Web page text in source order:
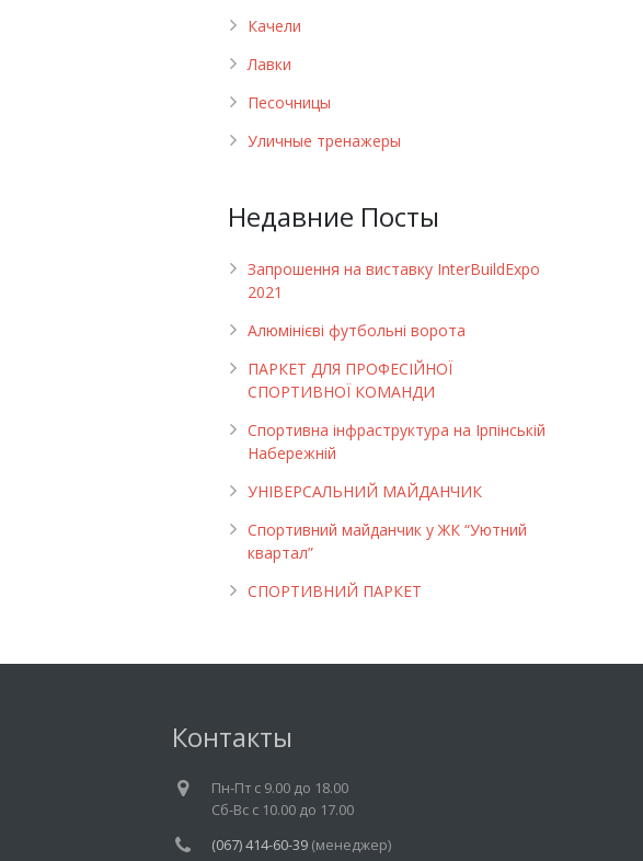
Качели
Лавки
Песочницы
Уличные тренажеры
Недавние Посты
Запрошення на виставку InterBuildExpo
2021
Алюмінієві футбольні ворота
ПАРКЕТ ДЛЯ ПРОФЕСІЙНОЇ
СПОРТИВНОЇ КОМАНДИ
Спортивна інфраструктура на Ірпінській
Набережній
УНІВЕРСАЛЬНИЙ МАЙДАНЧИК
Cпортивний майданчик у ЖК “Уютний
квартал”
СПОРТИВНИЙ ПАРКЕТ
Контакты
Пн-Пт c 9.00 до 18.00
Cб-Вс с 10.00 до 17.00
(067) 414-60-39(менеджер)